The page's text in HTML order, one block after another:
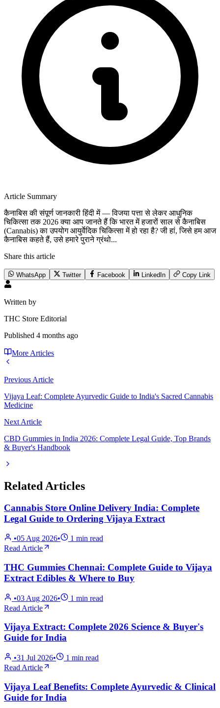
Article Summary
कैनाबिस की संपूर्ण जानकारी हिंदी में — विजया पत्ता से लेकर आधुनिक
चिकित्सा तक 2026 क्या आप जानते हैं कि भारत में हजारों साल से कैनाबिस
(Cannabis) का उपयोग आयुर्वेदिक चिकित्सा में हो रहा है? जी हां, जिसे हम आज
कैनाबिस कहते हैं, उसे हमारे पुराने ग्रंथो...
Share this article
WhatsApp Twitter Facebook LinkedIn Copy Link
Written by
THC Store Editorial
Published 4 months ago
More Articles
Previous Article
Vijaya Leaf: Complete Ayurvedic Guide to India's Sacred Cannabis
Medicine
Next Article
CBD Gummies in India 2026: Complete Legal Guide, Top Brands
& Buyer's Handbook
Related Articles
Cannabis Store Online Delivery India: Complete
Legal Guide to Ordering Vijaya Extract
•05 Aug 2026• 1 min read
Read Article
THC Gummies Chennai: Complete Guide to Vijaya
Extract Edibles & Where to Buy
•03 Aug 2026• 1 min read
Read Article
Vijaya Extract: Complete 2026 Science & Buyer's
Guide for India
•31 Jul 2026• 1 min read
Read Article
Vijaya Leaf Benefits: Complete Ayurvedic & Clinical
Guide for India